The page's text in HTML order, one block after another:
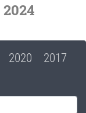
2024
2020
2017